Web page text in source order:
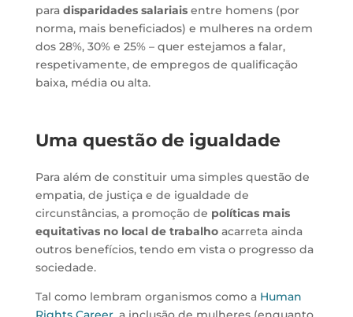
para disparidades salariaisentre homens (por
norma, mais beneficiados) e mulheres na ordem
dos 28%, 30% e 25% – quer estejamos a falar,
respetivamente, de empregos de qualificação
baixa, média ou alta.
Uma questão de igualdade
Para além de constituir uma simples questão de
empatia, de justiça e de igualdade de
circunstâncias, a promoção de políticas mais
equitativas no local de trabalhoacarreta ainda
outros benefícios, tendo em vista o progresso da
sociedade.
Tal como lembram organismos como a Human